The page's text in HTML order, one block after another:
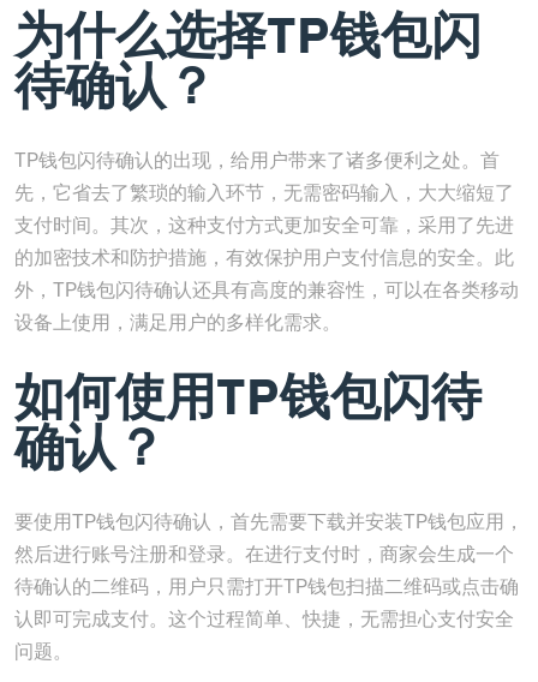
为什么选择TP钱包闪
待确认？
TP钱包闪待确认的出现，给用户带来了诸多便利之处。首
先，它省去了繁琐的输入环节，无需密码输入，大大缩短了
支付时间。其次，这种支付方式更加安全可靠，采用了先进
的加密技术和防护措施，有效保护用户支付信息的安全。此
外，TP钱包闪待确认还具有高度的兼容性，可以在各类移动
设备上使用，满足用户的多样化需求。
如何使用TP钱包闪待
确认？
要使用TP钱包闪待确认，首先需要下载并安装TP钱包应用，
然后进行账号注册和登录。在进行支付时，商家会生成一个
待确认的二维码，用户只需打开TP钱包扫描二维码或点击确
认即可完成支付。这个过程简单、快捷，无需担心支付安全
问题。